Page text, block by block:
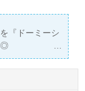
『ドーミーシ
◎
任者研修以上